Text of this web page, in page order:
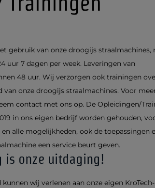
gebruik van onze droogijs straalmachines,
uur 7 dagen per week. Leveringen van
48 uur. Wij verzorgen ook trainingen
van onze droogijs straalmachines. Voor
contact met ons op. De Opleidingen/
in ons eigen bedrijf worden gehouden,
alle mogelijkheden, ook de toepassingen
een service beurt geven.
is onze uitdaging!
wij verlenen aan onze eigen KroTech-